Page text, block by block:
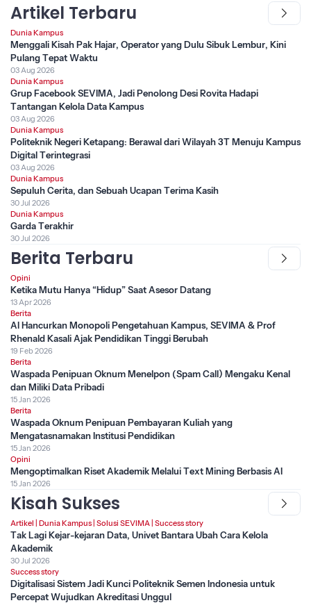
Artikel Terbaru
Dunia Kampus
Menggali Kisah Pak Hajar, Operator yang Dulu Sibuk Lembur, Kini
Pulang Tepat Waktu
03 Aug 2026
Dunia Kampus
Grup Facebook SEVIMA, Jadi Penolong Desi Rovita Hadapi
Tantangan Kelola Data Kampus
03 Aug 2026
Dunia Kampus
Politeknik Negeri Ketapang: Berawal dari Wilayah 3T Menuju Kampus
Digital Terintegrasi
03 Aug 2026
Dunia Kampus
Sepuluh Cerita, dan Sebuah Ucapan Terima Kasih
30 Jul 2026
Dunia Kampus
Garda Terakhir
30 Jul 2026
Berita Terbaru
Opini
Ketika Mutu Hanya “Hidup” Saat Asesor Datang
13 Apr 2026
Berita
AI Hancurkan Monopoli Pengetahuan Kampus, SEVIMA & Prof
Rhenald Kasali Ajak Pendidikan Tinggi Berubah
19 Feb 2026
Berita
Waspada Penipuan Oknum Menelpon (Spam Call) Mengaku Kenal
dan Miliki Data Pribadi
15 Jan 2026
Berita
Waspada Oknum Penipuan Pembayaran Kuliah yang
Mengatasnamakan Institusi Pendidikan
15 Jan 2026
Opini
Mengoptimalkan Riset Akademik Melalui Text Mining Berbasis AI
15 Jan 2026
Kisah Sukses
Artikel | Dunia Kampus | Solusi SEVIMA | Success story
Tak Lagi Kejar-kejaran Data, Univet Bantara Ubah Cara Kelola
Akademik
30 Jul 2026
Success story
Digitalisasi Sistem Jadi Kunci Politeknik Semen Indonesia untuk
Percepat Wujudkan Akreditasi Unggul